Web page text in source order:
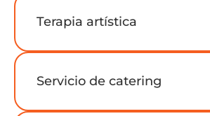
Terapia artística
Servicio de catering